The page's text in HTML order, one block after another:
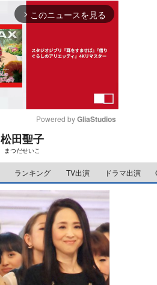
arrow_forward_ios このニュースを見る
e
Powered by GliaStudios
松田聖子
まつだせいこ
ランキング TV出演 ドラマ出演